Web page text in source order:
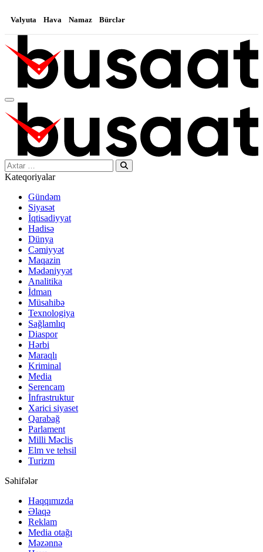
Valyuta Hava Namaz Bürclər
Search…
Kateqoriyalar
Gündəm
Siyasət
İqtisadiyyat
Hadisə
Dünya
Cəmiyyət
Maqazin
Mədəniyyət
Analitika
İdman
Müsahibə
Texnologiya
Sağlamlıq
Diaspor
Hərbi
Maraqlı
Kriminal
Media
Serencam
İnfrastruktur
Xarici siyaset
Qarabağ
Parlament
Milli Məclis
Elm ve tehsil
Turizm
Səhifələr
Haqqımızda
Əlaqə
Reklam
Media otağı
Məzənnə